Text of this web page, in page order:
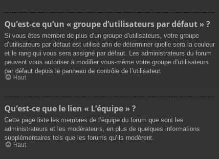
Qu’est-ce qu’un « groupe d’utilisateurs par défaut » ?
Si vous êtes membre de plus d’un groupe d’utilisateurs, votre groupe
d’utilisateurs par défaut est utilisé afin de déterminer quelle sera la couleur
et le rang qui vous sera assigné par défaut. Les administrateurs du forum
peuvent vous autoriser à modifier vous-même votre groupe d’utilisateurs
par défaut depuis le panneau de contrôle de l’utilisateur.
Haut
Qu’est-ce que le lien « L’équipe » ?
Cette page liste les membres de l’équipe du forum que sont les
administrateurs et les modérateurs, en plus de quelques informations
supplémentaires tels que les forums qu’ils modèrent.
Haut